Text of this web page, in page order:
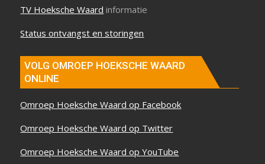
TV Hoeksche Waard informatie
Status ontvangst en storingen
VOLG OMROEP HOEKSCHE WAARD
ONLINE
Omroep Hoeksche Waard op Facebook
Omroep Hoeksche Waard op Twitter
Omroep Hoeksche Waard op YouTube